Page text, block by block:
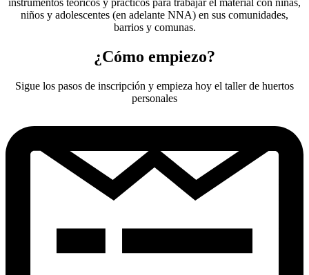
instrumentos teóricos y prácticos para trabajar el material con niñas,
niños y adolescentes (en adelante NNA) en sus comunidades,
barrios y comunas.
¿Cómo empiezo?
Sigue los pasos de inscripción y empieza hoy el taller de huertos
personales